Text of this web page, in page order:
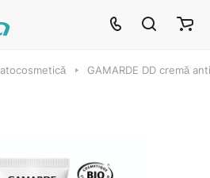
GAMARDE DD cremă